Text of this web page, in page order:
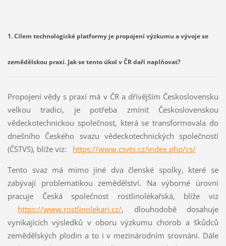
1. Cílem technologické platformy je propojení výzkumu a vývoje se
zemědělskou praxí. Jak se tento úkol v ČR daří naplňovat?
Propojení vědy s praxí má v ČR a dřívějším Československu
velkou tradici, je potřeba zmínit Československou
vědeckotechnickou společnost, která se transformovala do
dnešního Českého svazu vědeckotechnických společností
(ČSTVS), blíže viz: https://www.csvts.cz/index.php/cs/
Tento svaz má mimo jiné dva členské spolky, které se
zabývají problematikou zemědělství. Na výborné úrovni
pracuje Česká společnost rostlinolékařská, blíže viz
https://www.rostlinolekari.cz/, dlouhodobě dosahuje
vynikajících výsledků v oboru výzkumu chorob a škůdců
zemědělských plodin a to i v mezinárodním srovnání. Dále